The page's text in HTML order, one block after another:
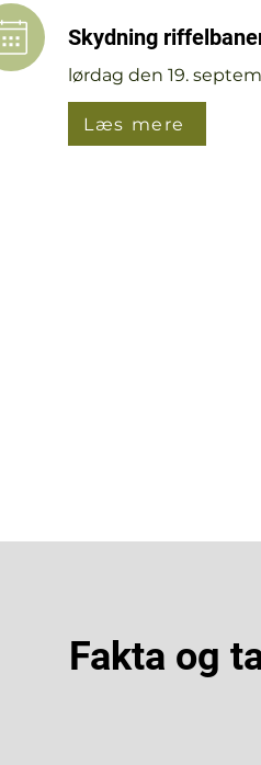
Skydning
lørdag den 19.
Læs mere
Fakta og